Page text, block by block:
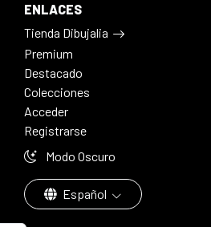
ENLACES
Tienda Dibujalia
Premium
Destacado
Colecciones
Acceder
Registrarse
Modo Oscuro
Español